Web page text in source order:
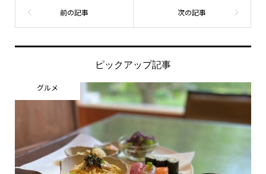
ピックアップ記事
グルメ